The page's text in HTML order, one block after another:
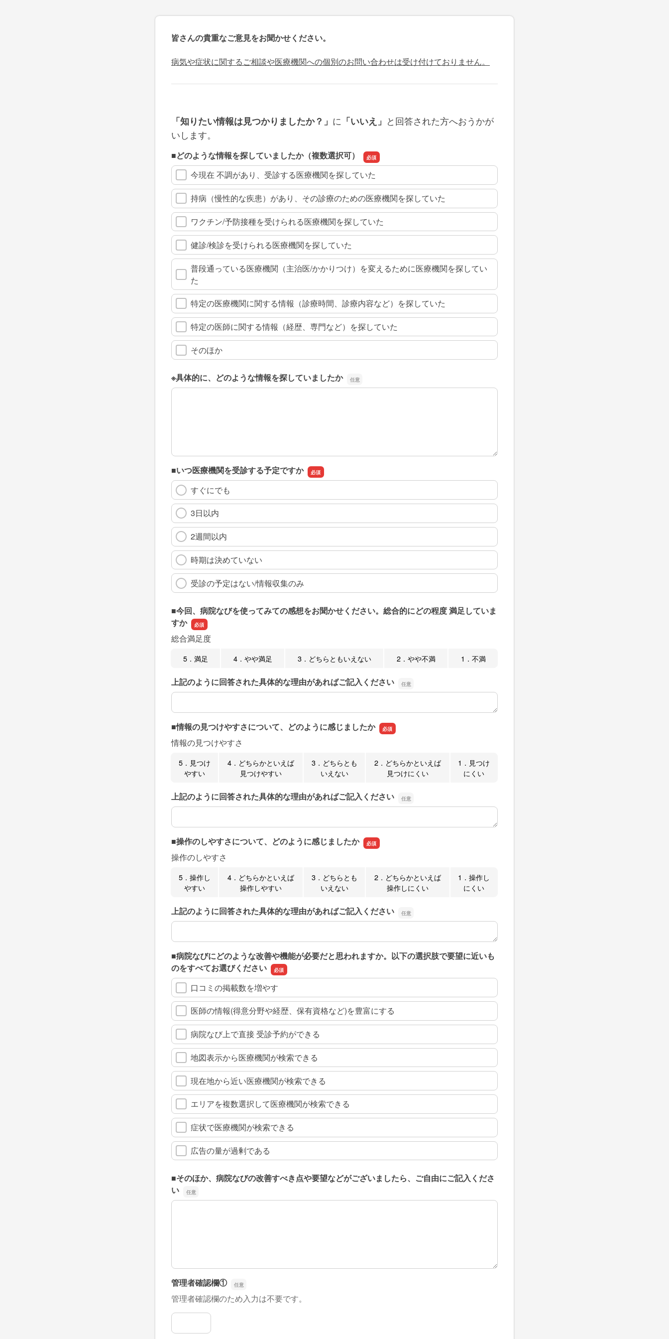
皆さんの貴重なご意見をお聞かせください。
病気や症状に関するご相談や医療機関への個別のお問い合わせは受け付けておりません。
「知りたい情報は見つかりましたか？」 に 「いいえ」 と回答された方へおうかが
いします。
■どのような情報を探していましたか（複数選択可）
今現在 不調があり、受診する医療機関を探していた
持病（慢性的な疾患）があり、その診療のための医療機関を探していた
ワクチン/予防接種を受けられる医療機関を探していた
健診/検診を受けられる医療機関を探していた
普段通っている医療機関（主治医/かかりつけ）を変えるために医療機関を探してい
た
特定の医療機関に関する情報（診療時間、診療内容など）を探していた
特定の医師に関する情報（経歴、専門など）を探していた
そのほか
※具体的に、どのような情報を探していましたか
※具体的に、どのような情報を探していましたか
■いつ医療機関を受診する予定ですか
すぐにでも
3日以内
2週間以内
時期は決めていない
受診の予定はない/情報収集のみ
■今回、病院なびを使ってみての感想をお聞かせください。総合的にどの程度 満足していま
すか
総合満足度
5．満足 4．やや満足 3．どちらともいえない 2．やや不満 1．不満
上記のように回答された具体的な理由があればご記入ください
上記のように回答された具体的な理由があればご記入ください
■情報の見つけやすさについて、どのように感じましたか
情報の見つけやすさ
5．見つけ
やすい
4．どちらかといえば
見つけやすい
3．どちらとも
いえない
2．どちらかといえば
見つけにくい
1．見つけ
にくい
上記のように回答された具体的な理由があればご記入ください
上記のように回答された具体的な理由があればご記入ください
■操作のしやすさについて、どのように感じましたか
操作のしやすさ
5．操作し
やすい
4．どちらかといえば
操作しやすい
3．どちらとも
いえない
2．どちらかといえば
操作しにくい
1．操作し
にくい
上記のように回答された具体的な理由があればご記入ください
上記のように回答された具体的な理由があればご記入ください
■病院なびにどのような改善や機能が必要だと思われますか。以下の選択肢で要望に近いも
のをすべてお選びください
口コミの掲載数を増やす
医師の情報(得意分野や経歴、保有資格など)を豊富にする
病院なび上で直接 受診予約ができる
地図表示から医療機関が検索できる
現在地から近い医療機関が検索できる
エリアを複数選択して医療機関が検索できる
症状で医療機関が検索できる
広告の量が過剰である
■そのほか、病院なびの改善すべき点や要望などがございましたら、ご自由にご記入くださ
い
■そのほか、病院なびの改善すべき点や要望などがございましたら、ご自由にご記入ください
管理者確認欄①
管理者確認欄のため入力は不要です。
管理者確認欄①